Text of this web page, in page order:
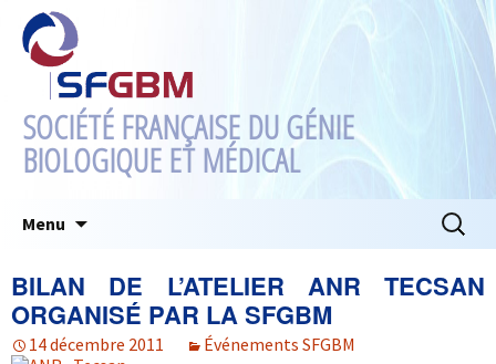
SOCIÉTÉ FRANÇAISE DU GÉNIE
BIOLOGIQUE ET MÉDICAL
Menu
BILAN DE L’ATELIER ANR TECSAN
ORGANISÉ PAR LA SFGBM
14 décembre 2011
Événements SFGBM